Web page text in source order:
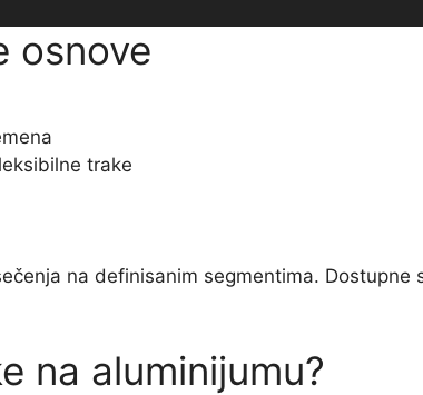
osnove
trake
na definisanim segmentima.
na aluminijumu?